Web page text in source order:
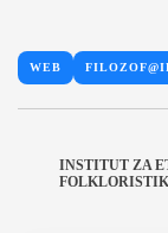
WEB
INSTITUT ZA